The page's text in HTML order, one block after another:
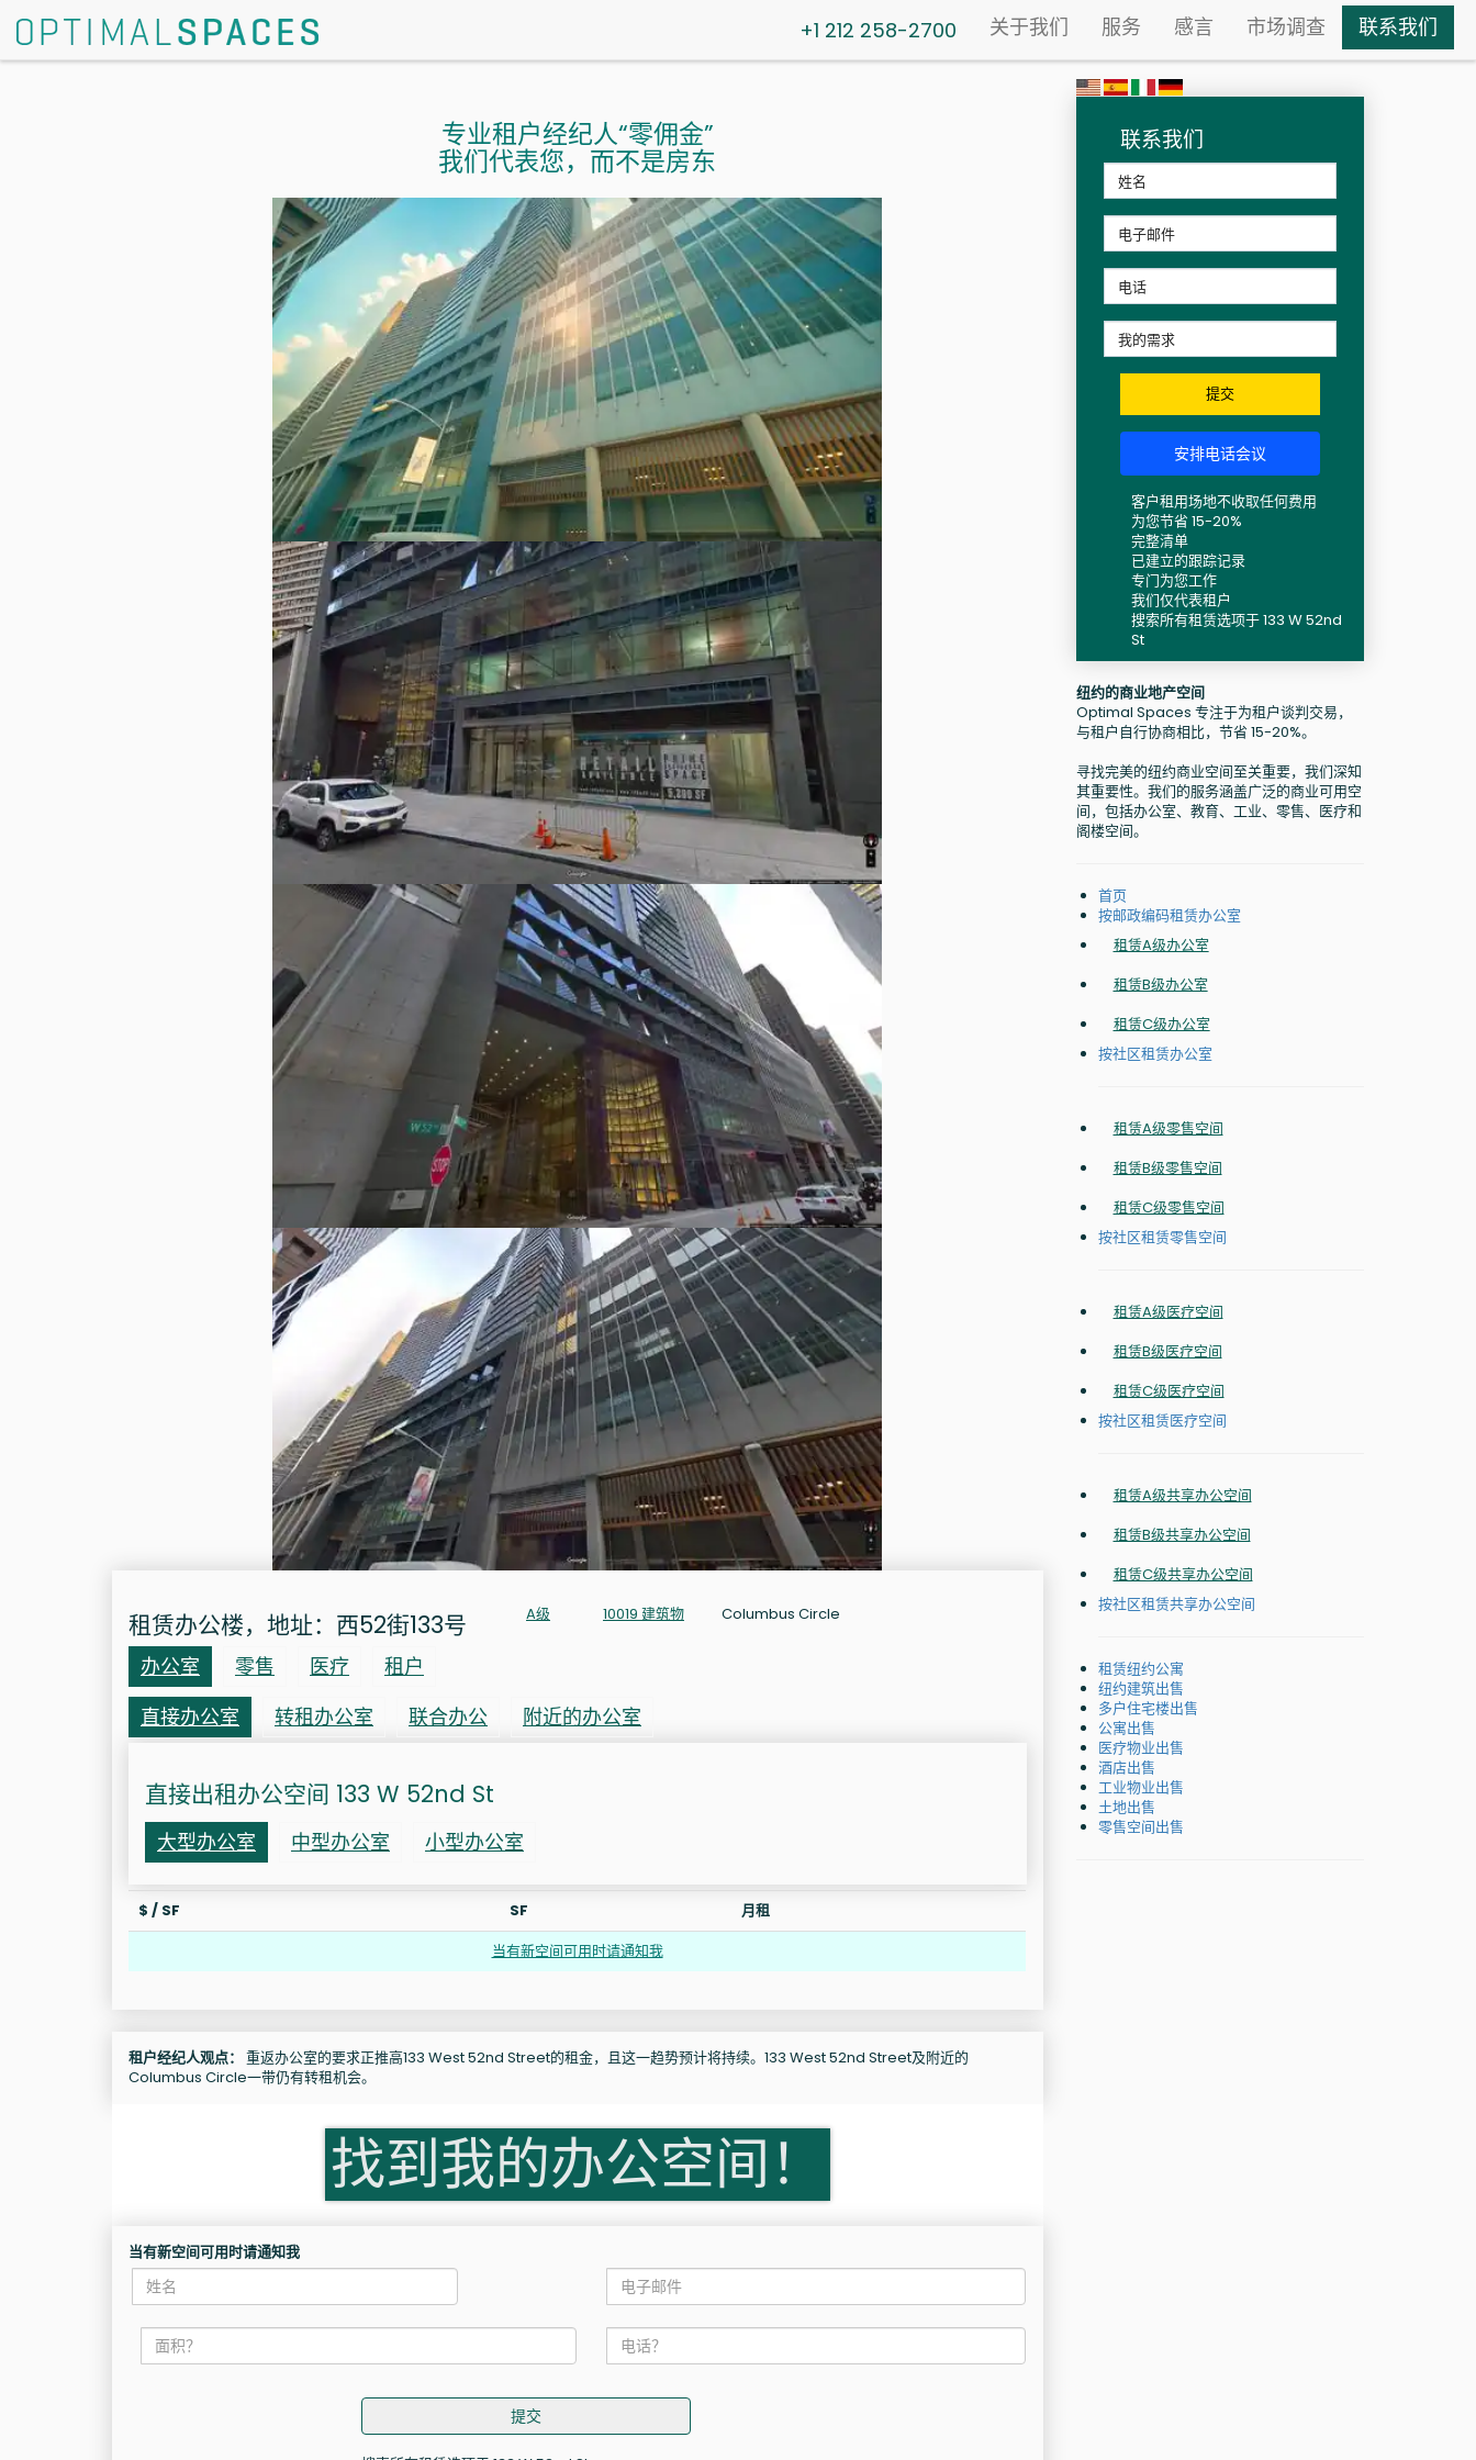
+1 212 258-2700 关于我们 服务 感言 市场调查 联系我们
专业租户经纪人“零佣金”
我们代表您，而不是房东
租赁办公楼，地址：西52街133号 A级 10019 建筑物 Columbus Circle
办公室 零售 医疗
租户
直接办公室
转租办公室 联合办公 附近的办公室
直接出租办公空间 133 W 52nd St
大型办公室 中型办公室 小型办公室
$ / SF SF
月租
当有新空间可用时请通知我
租户经纪人观点： 重返办公室的要求正推高133 West 52nd Street的租金，且这一趋势预计将持续。133 West 52nd Street及附近的
Columbus Circle一带仍有转租机会。
找到我的办公空间！
当有新空间可用时请通知我
提交
联系我们
提交
安排电话会议
客户租用场地不收取任何费用
为您节省 15-20%
完整清单
已建立的跟踪记录
专门为您工作
我们仅代表租户
搜索所有租赁选项于 133 W 52nd
St
纽约的商业地产空间
Optimal Spaces 专注于为租户谈判交易，
与租户自行协商相比，节省 15-20%。
寻找完美的纽约商业空间至关重要，我们深知
其重要性。我们的服务涵盖广泛的商业可用空
间，包括办公室、教育、工业、零售、医疗和
阁楼空间。
首页
按邮政编码租赁办公室
租赁A级办公室
租赁B级办公室
租赁C级办公室
按社区租赁办公室
租赁A级零售空间
租赁B级零售空间
租赁C级零售空间
按社区租赁零售空间
租赁A级医疗空间
租赁B级医疗空间
租赁C级医疗空间
按社区租赁医疗空间
租赁A级共享办公空间
租赁B级共享办公空间
租赁C级共享办公空间
按社区租赁共享办公空间
租赁纽约公寓
纽约建筑出售
多户住宅楼出售
公寓出售
医疗物业出售
酒店出售
工业物业出售
土地出售
零售空间出售